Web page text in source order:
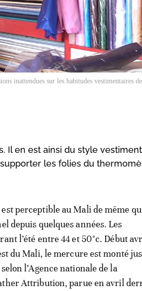
inattendues sur les habitudes vestimentaires
Il en est ainsi du style
les folies du
perceptible au Mali de même
depuis quelques années. Les
l’été entre 44 et 50°c. Début
du Mali, le mercure est monté
l’Agence nationale de la
Attribution, parue en avril